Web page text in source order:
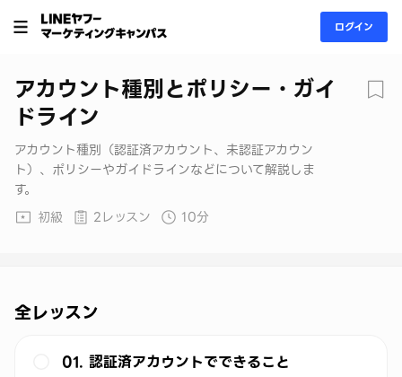
ログイン
アカウント種別とポリシー・ガイ
ドライン
アカウント種別（認証済アカウント、未認証アカウン
ト）、ポリシーやガイドラインなどについて解説しま
す。
初級
2レッスン 10分
全レッスン
01. 認証済アカウントでできること